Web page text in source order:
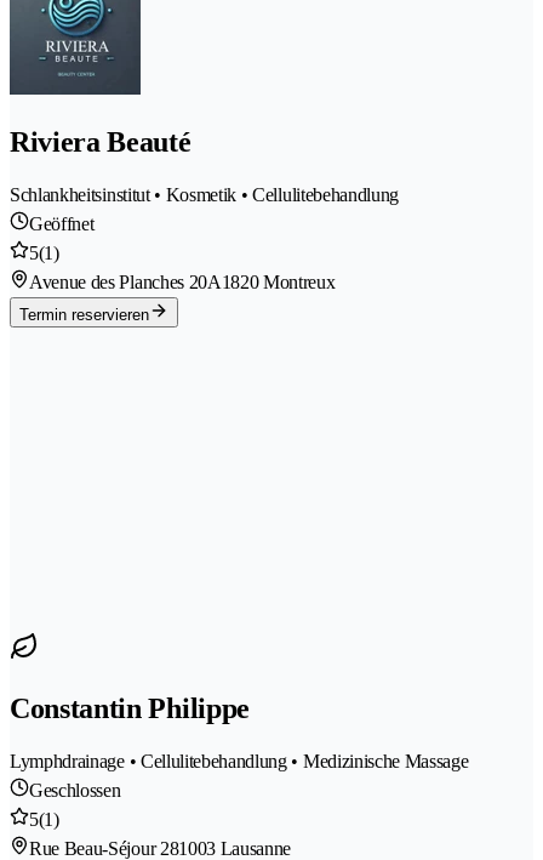
Riviera Beauté
Schlankheitsinstitut • Kosmetik • Cellulitebehandlung
Geöffnet
5(1)
Avenue des Planches 20A1820 Montreux
Termin reservieren
Constantin Philippe
Lymphdrainage • Cellulitebehandlung • Medizinische Massage
Geschlossen
5(1)
Rue Beau-Séjour 281003 Lausanne